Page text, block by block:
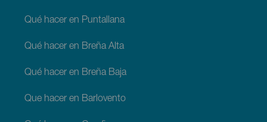
Qué hacer en Puntallana
Qué hacer en Breña Alta
Qué hacer en Breña Baja
Que hacer en Barlovento